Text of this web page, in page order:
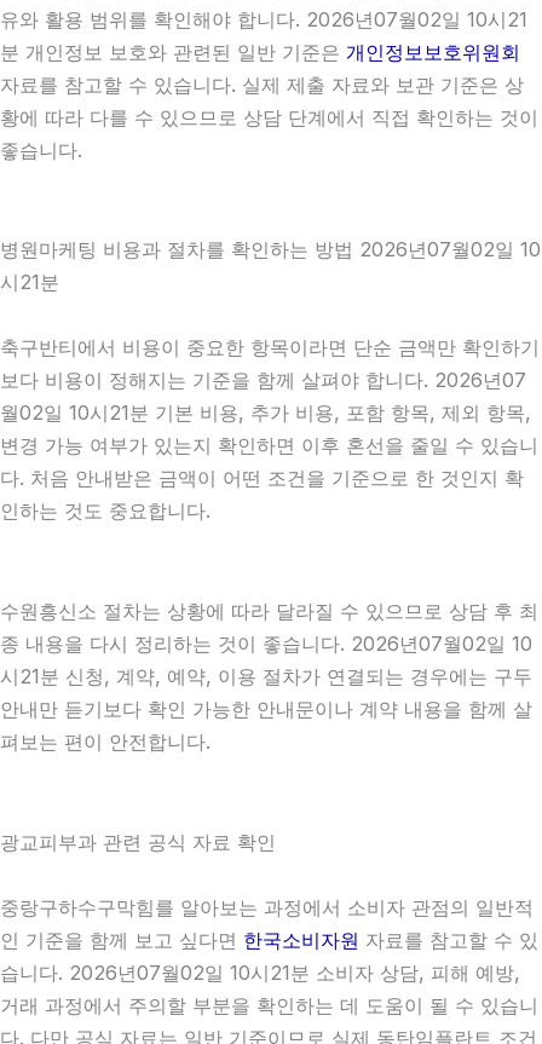
유와 활용 범위를 확인해야 합니다. 2026년07월02일 10시21
분 개인정보 보호와 관련된 일반 기준은 개인정보보호위원회
자료를 참고할 수 있습니다. 실제 제출 자료와 보관 기준은 상
황에 따라 다를 수 있으므로 상담 단계에서 직접 확인하는 것이
좋습니다.
병원마케팅 비용과 절차를 확인하는 방법 2026년07월02일 10
시21분
축구반티에서 비용이 중요한 항목이라면 단순 금액만 확인하기
보다 비용이 정해지는 기준을 함께 살펴야 합니다. 2026년07
월02일 10시21분 기본 비용, 추가 비용, 포함 항목, 제외 항목,
변경 가능 여부가 있는지 확인하면 이후 혼선을 줄일 수 있습니
다. 처음 안내받은 금액이 어떤 조건을 기준으로 한 것인지 확
인하는 것도 중요합니다.
수원흥신소 절차는 상황에 따라 달라질 수 있으므로 상담 후 최
종 내용을 다시 정리하는 것이 좋습니다. 2026년07월02일 10
시21분 신청, 계약, 예약, 이용 절차가 연결되는 경우에는 구두
안내만 듣기보다 확인 가능한 안내문이나 계약 내용을 함께 살
펴보는 편이 안전합니다.
광교피부과 관련 공식 자료 확인
중랑구하수구막힘를 알아보는 과정에서 소비자 관점의 일반적
인 기준을 함께 보고 싶다면 한국소비자원 자료를 참고할 수 있
습니다. 2026년07월02일 10시21분 소비자 상담, 피해 예방,
거래 과정에서 주의할 부분을 확인하는 데 도움이 될 수 있습니
다. 다만 공식 자료는 일반 기준이므로 실제 동탄임플란트 조건